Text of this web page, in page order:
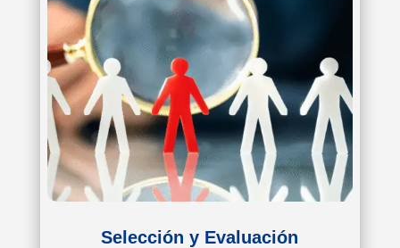
Selección y Evaluación